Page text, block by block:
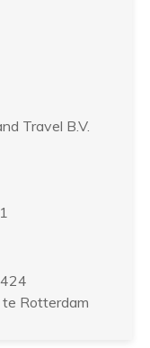
Travel B.V.
Rotterdam